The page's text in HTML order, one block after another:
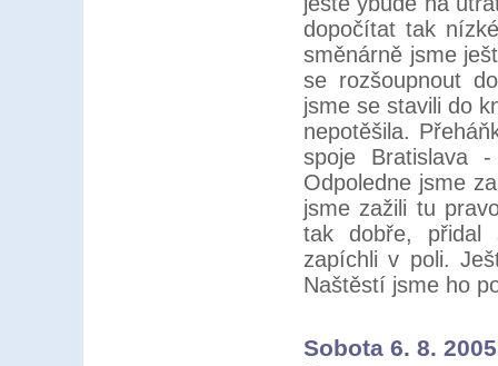
dopočítat tak
směnárně jsme
se rozšoupnout
jsme se stavili do
nepotěšila.
spoje Bratislava
Odpoledne jsme
jsme zažili tu
tak dobře, přidal
zapíchli v poli.
Naštěstí jsme ho
Sobota 6. 8. 2005